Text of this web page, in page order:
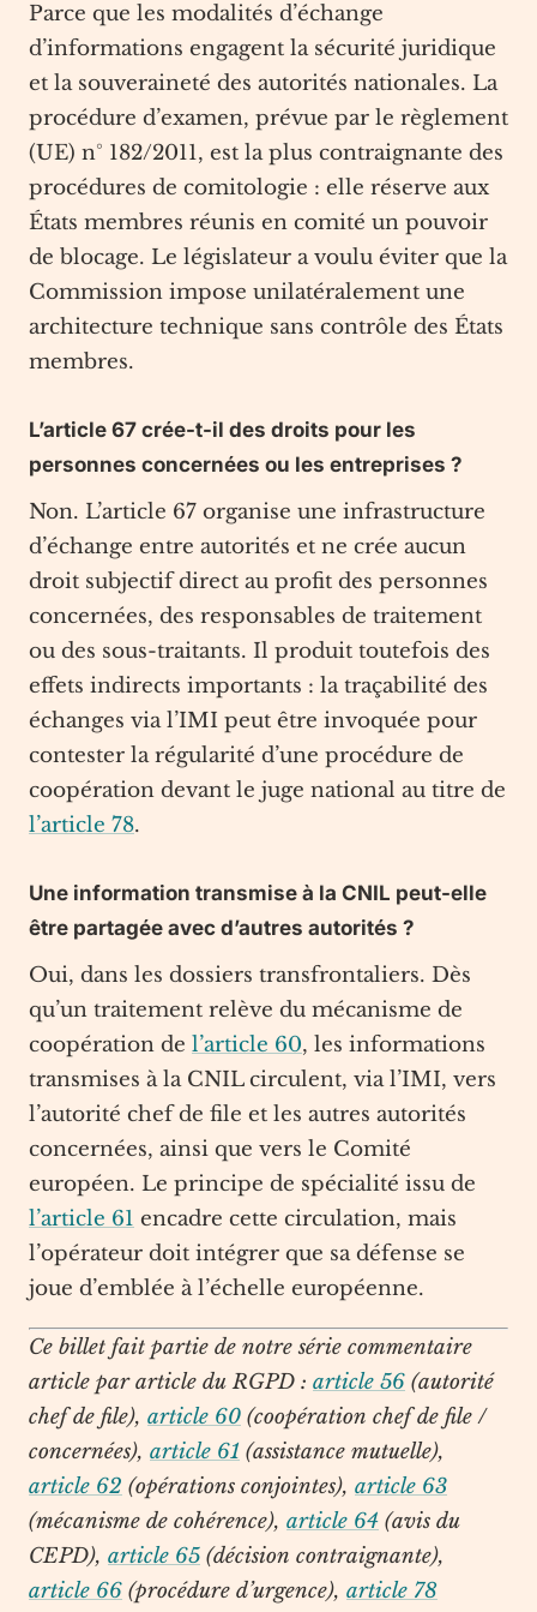
Parce que les modalités d’échange
d’informations engagent la sécurité juridique
et la souveraineté des autorités nationales. La
procédure d’examen, prévue par le règlement
(UE) n° 182/2011, est la plus contraignante des
procédures de comitologie : elle réserve aux
États membres réunis en comité un pouvoir
de blocage. Le législateur a voulu éviter que la
Commission impose unilatéralement une
architecture technique sans contrôle des États
membres.
L’article 67 crée-t-il des droits pour les
personnes concernées ou les entreprises ?
Non. L’article 67 organise une infrastructure
d’échange entre autorités et ne crée aucun
droit subjectif direct au profit des personnes
concernées, des responsables de traitement
ou des sous-traitants. Il produit toutefois des
effets indirects importants : la traçabilité des
échanges via l’IMI peut être invoquée pour
contester la régularité d’une procédure de
coopération devant le juge national au titre de
l’article 78.
Une information transmise à la CNIL peut-elle
être partagée avec d’autres autorités ?
Oui, dans les dossiers transfrontaliers. Dès
qu’un traitement relève du mécanisme de
coopération de l’article 60, les informations
transmises à la CNIL circulent, via l’IMI, vers
l’autorité chef de file et les autres autorités
concernées, ainsi que vers le Comité
européen. Le principe de spécialité issu de
l’article 61 encadre cette circulation, mais
l’opérateur doit intégrer que sa défense se
joue d’emblée à l’échelle européenne.
Ce billet fait partie de notre série commentaire
article par article du RGPD : article 56 (autorité
chef de file), article 60 (coopération chef de file /
concernées), article 61 (assistance mutuelle),
article 62 (opérations conjointes), article 63
(mécanisme de cohérence), article 64 (avis du
CEPD), article 65 (décision contraignante),
article 66 (procédure d’urgence), article 78